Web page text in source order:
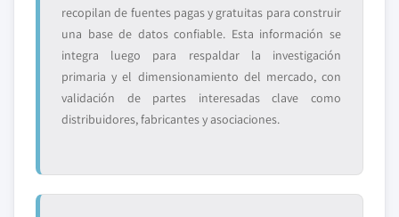
recopilan de fuentes pagas y gratuitas para construir
una base de datos confiable. Esta información se
integra luego para respaldar la investigación
primaria y el dimensionamiento del mercado, con
validación de partes interesadas clave como
distribuidores, fabricantes y asociaciones.